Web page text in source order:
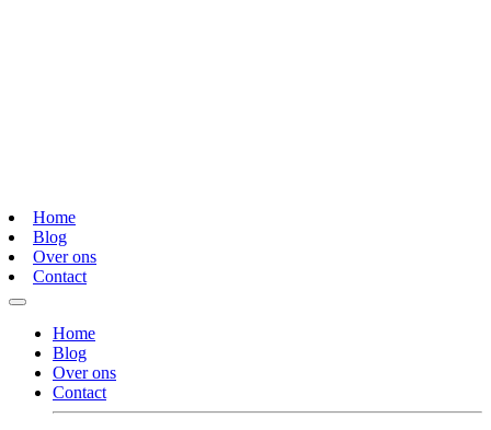
Home
Blog
Over ons
Contact
Home
Blog
Over ons
Contact